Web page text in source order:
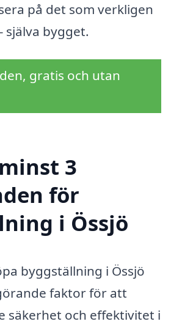
på det som verkligen
själva bygget.
gratis och utan
3
för
i Össjö
byggställning i Össjö
faktor för att
säkerhet och effektivitet i